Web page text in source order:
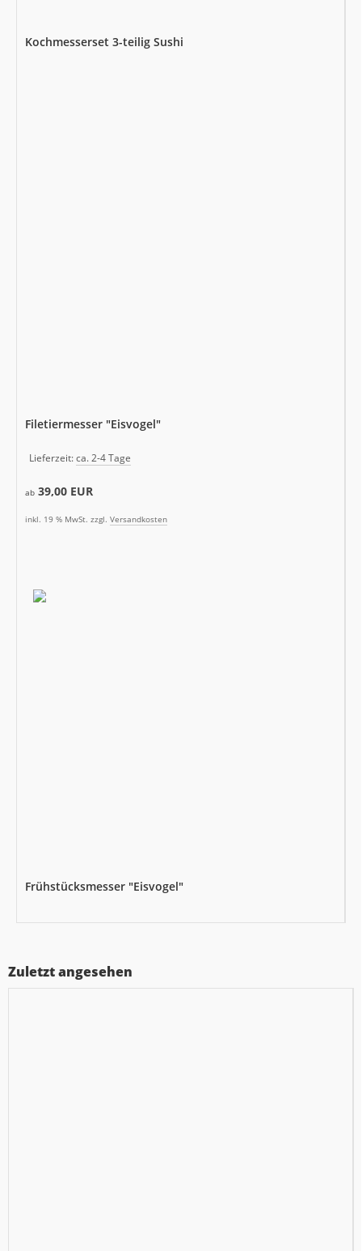
Kochmesserset 3-teilig Sushi
Filetiermesser "Eisvogel"
Lieferzeit:ca. 2-4 Tage
ab 39,00 EUR
inkl. 19 % MwSt. zzgl. Versandkosten
Frühstücksmesser "Eisvogel"
Zuletzt angesehen